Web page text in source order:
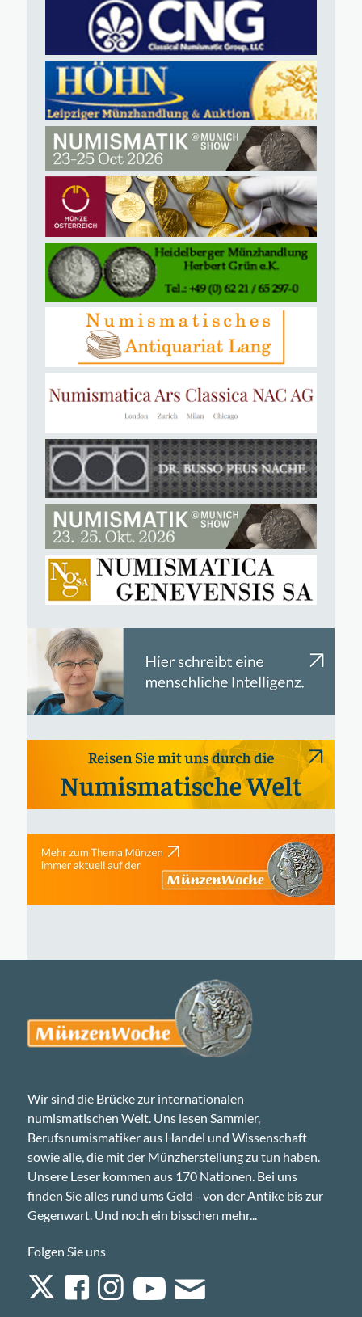
Wir sind die Brücke zur internationalen
numismatischen Welt. Uns lesen Sammler,
Berufsnumismatiker aus Handel und Wissenschaft
sowie alle, die mit der Münzherstellung zu tun haben.
Unsere Leser kommen aus 170 Nationen. Bei uns
finden Sie alles rund ums Geld - von der Antike bis zur
Gegenwart. Und noch ein bisschen mehr...
Folgen Sie uns